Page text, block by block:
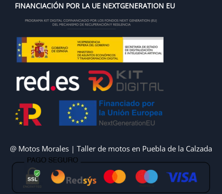
FINANCIACIÓN POR LA UE NEXTGENERATION EU
@ Motos Morales | Taller de motos en Puebla de la Calzada